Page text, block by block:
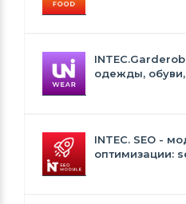
одежды,
INTEC. SEO -
оптимизации: